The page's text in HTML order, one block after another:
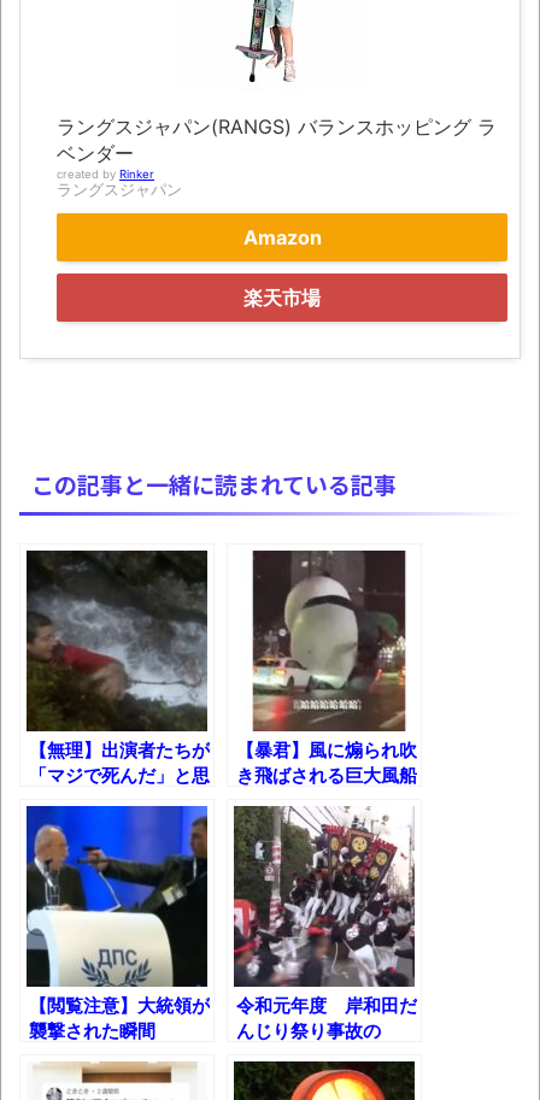
『FF15』が発売10周年！ノクティスフィギ
ュアなどが当たる記念くじが登場です
みんななんだかんだ言ってお金持ってんじ
ゃん
「アメリカのヤンキーがアジア人にケンカ
を売った結果ｗｗｗ」 ほか
【読書感想】山野辺太郎『いつか深い穴に
落ちるまで』
映画ちいかわ観に行ったので感想を書きま
果速報（仮）
体験談：仕事で同じビルの中に入っている
グループ会社の嫁子 [ほのぼの]
葉月つばさちゃん、昔から見てるんだけど
かなりお姉さんになったね
壊れたエアコンと歌えないボク
バージョンアップ情報更新 AOMEI
Backupper Standard 8.3.0 などバージョンア
ップ
高嶋ちさ子、ダウン症の姉が暴行事件！事
件の一部始終と衝撃の結末
【呆然】北海道旅行ワイ「ウニイクラ丼特
盛で食うぞ！！！うおおおおおおお
お！！！！！」→結
果･････････････････････････････
【動画】カニ、ちょっかい出してきた陰に
ブチギレ
ラングスジャパン(RANGS) バランスホッピング ラ
ベンダー
created by Rinker
ラングスジャパン
Amazon
楽天市場
この記事と一緒に読まれている記事
【無理】出演者たちが
「マジで死んだ」と思
った瞬間TOP5【ディ
スカバリーチャンネ
ル】
【暴君】風に煽られ吹
き飛ばされる巨大風船
パンダｗ
【閲覧注意】大統領が
襲撃された瞬間
TOP5!!
令和元年度 岸和田だ
んじり祭り事故の
数々!!